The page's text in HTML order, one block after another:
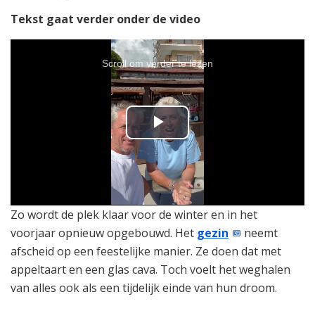
Tekst gaat verder onder de video
Scroll om verder te lezen
P
l
a
y
V
i
Zo wordt de plek klaar voor de winter en in het
voorjaar opnieuw opgebouwd. Het gezin
neemt
afscheid op een feestelijke manier. Ze doen dat met
appeltaart en een glas cava. Toch voelt het weghalen
van alles ook als een tijdelijk einde van hun droom.